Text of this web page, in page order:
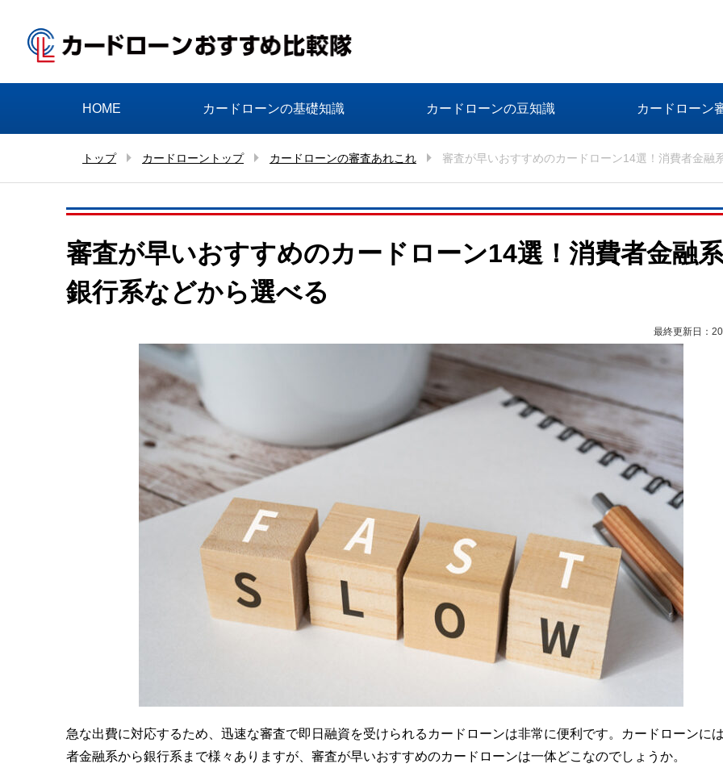
HOME カードローンの基礎知識 カードローンの豆知識 カードローン
トップ カードローントップ カードローンの審査あれこれ 審査が早いおすすめのカードローン14選！消費者金融
審査が早いおすすめのカードローン14選！消費者金融
銀行系などから選べる
最終更新日：
急な出費に対応するため、迅速な審査で即日融資を受けられるカードローンは非常に便利です。カードローンに
者金融系から銀行系まで様々ありますが、審査が早いおすすめのカードローンは一体どこなのでしょうか。